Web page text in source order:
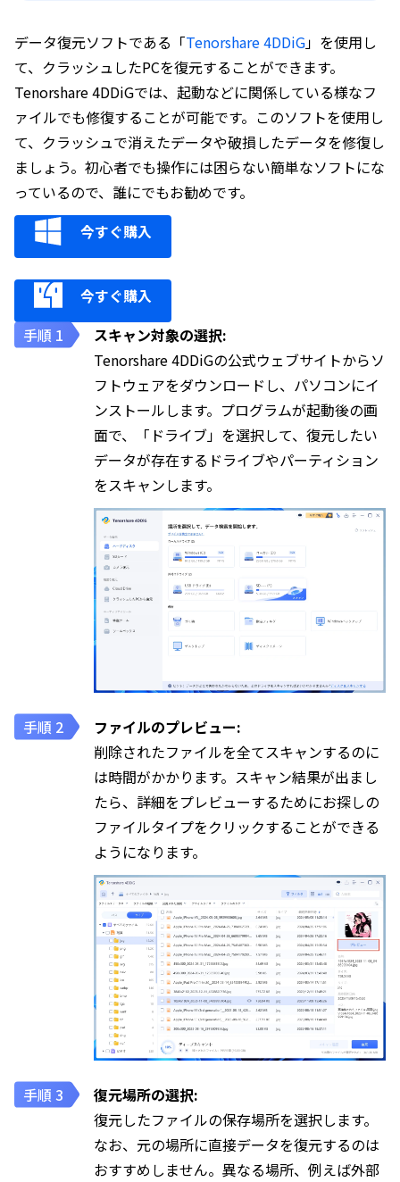
データ復元ソフトである「Tenorshare 4DDiG」を使用し
て、クラッシュしたPCを復元することができます。
Tenorshare 4DDiGでは、起動などに関係している様なフ
ァイルでも修復することが可能です。このソフトを使用し
て、クラッシュで消えたデータや破損したデータを修復し
ましょう。初心者でも操作には困らない簡単なソフトにな
っているので、誰にでもお勧めです。
今すぐ購入
今すぐ購入
スキャン対象の選択:
Tenorshare 4DDiGの公式ウェブサイトからソ
フトウェアをダウンロードし、パソコンにイ
ンストールします。プログラムが起動後の画
面で、「ドライブ」を選択して、復元したい
データが存在するドライブやパーティション
をスキャンします。
ファイルのプレビュー:
削除されたファイルを全てスキャンするのに
は時間がかかります。スキャン結果が出まし
たら、詳細をプレビューするためにお探しの
ファイルタイプをクリックすることができる
ようになります。
復元場所の選択:
復元したファイルの保存場所を選択します。
なお、元の場所に直接データを復元するのは
おすすめしません。異なる場所、例えば外部